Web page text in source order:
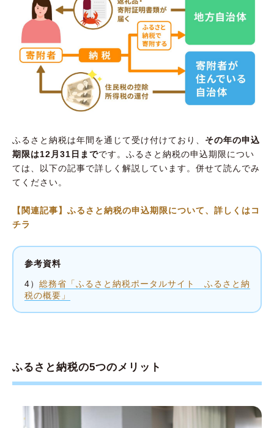
ふるさと納税は年間を通じて受け付けており、 その年の申込
期限は12月31日までです。ふるさと納税の申込期限につい
ては、以下の記事で詳しく解説しています。併せて読んでみ
てください。
【関連記事】ふるさと納税の申込期限について、詳しくはコ
チラ
参考資料
4） 総務省「ふるさと納税ポータルサイト ふるさと納
税の概要」
ふるさと納税の5つのメリット